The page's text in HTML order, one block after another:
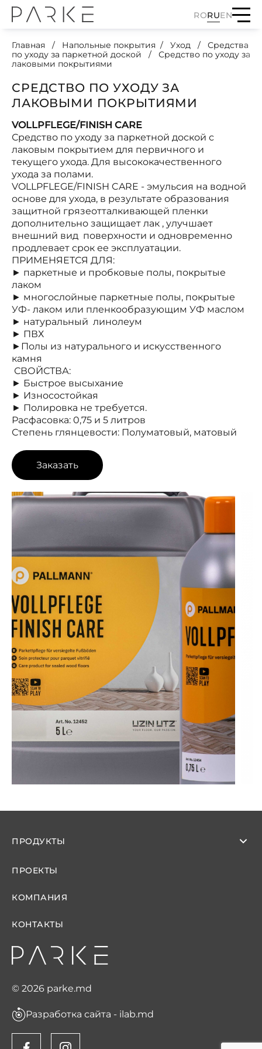
RORUEN
Главная Напольные покрытия Уход
Средства
по уходу за паркетной доской
Средство по уходу за
лаковыми покрытиями
СРЕДСТВО ПО УХОДУ ЗА
ЛАКОВЫМИ ПОКРЫТИЯМИ
VOLLPFLEGE/FINISH CARE
Средство по уходу за паркетной доской с
лаковым покрытием для первичного и
текущего ухода. Для высококачественного
ухода за полами.
VOLLPFLEGE/FINISH CARE - эмульсия на водной
основе для ухода, в результате образования
защитной грязеотталкивающей пленки
дополнительно защищает лак , улучшает
внешний вид поверхности и одновременно
продлевает срок ее эксплуатации.
ПРИМЕНЯЕТСЯ ДЛЯ:
► паркетные и пробковые полы, покрытые
лаком
► многослойные паркетные полы, покрытые
УФ- лаком или пленкообразующим УФ маслом
► натуральный линолеум
► ПВХ
►Полы из натурального и искусственного
камня
СВОЙСТВА:
► Быстрое высыхание
► Износостойкая
► Полировка не требуется.
Расфасовка: 0,75 и 5 литров
Степень глянцевости: Полуматовый, матовый
Заказать
© 2026 parke.md
Разработка сайта - ilab.md
ПРОДУКТЫ
ПРОЕКТЫ
КОМПАНИЯ
КОНТАКТЫ